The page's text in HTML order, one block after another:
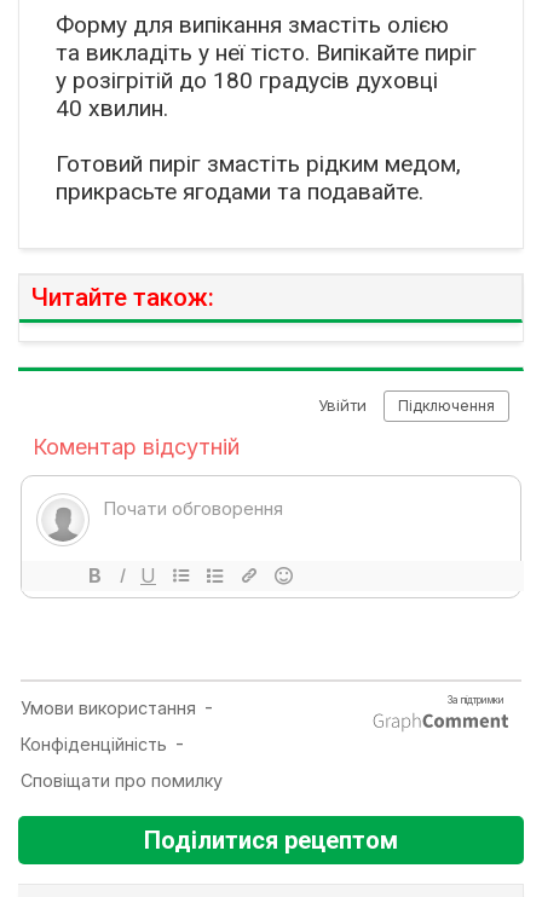
Форму для випікання змастіть олією
та викладіть у неї тісто. Випікайте пиріг
у розігрітій до 180 градусів духовці
40 хвилин.
Готовий пиріг змастіть рідким медом,
прикрасьте ягодами та подавайте.
Читайте також:
Поділитися рецептом